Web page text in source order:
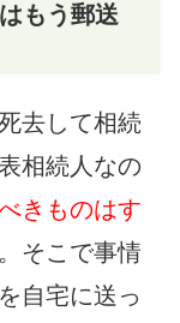
もう郵送
去して相続
相続人なの
きものはす
そこで事情
自宅に送っ